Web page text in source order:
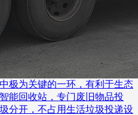
极为关键的一环，有利于生态
能回收站，专门废旧物品投
分开，不占用生活垃圾投递设